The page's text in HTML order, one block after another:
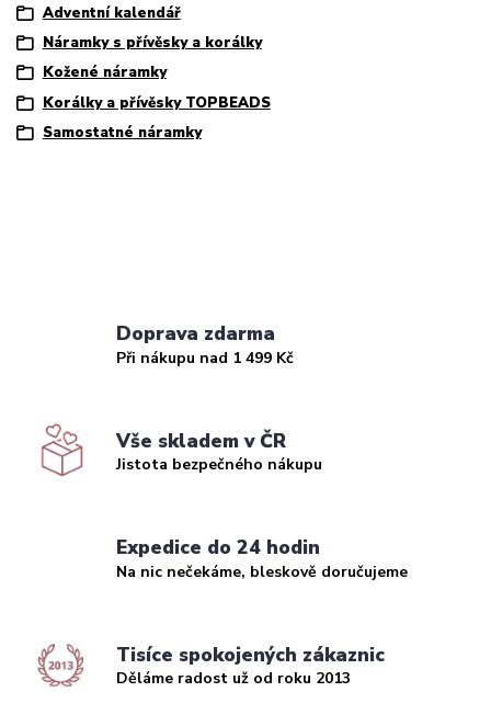
Adventní kalendář
Náramky s přívěsky a korálky
Kožené náramky
Korálky a přívěsky TOPBEADS
Samostatné náramky
Doprava zdarma
Při nákupu nad 1 499 Kč
Vše skladem v ČR
Jistota bezpečného nákupu
Expedice do 24 hodin
Na nic nečekáme, bleskově doručujeme
Tisíce spokojených zákaznic
Děláme radost už od roku 2013